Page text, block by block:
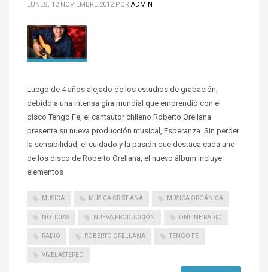
LUNES, 12 NOVIEMBRE 2012 POR ADMIN
Luego de 4 años alejado de los estudios de grabación,
debido a una intensa gira mundial que emprendió con el
disco Tengo Fe, el cantautor chileno Roberto Orellana
presenta su nueva producción musical, Esperanza. Sin perder
la sensibilidad, el cuidado y la pasión que destaca cada uno
de los disco de Roberto Orellana, el nuevo álbum incluye
elementos
MUSICA MÚSICA CRISTIANA MÚSICA ORGÁNICA
NOTICIAS NUEVA PRODUCCIÓN ONLINE RADIO
RADIO ROBERTO ORELLANA TENGO FE
VIVELASTEREO